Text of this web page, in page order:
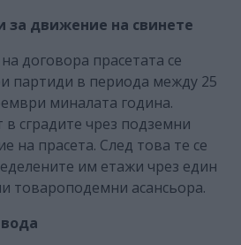
за движение на свинете
договора прасетата се
партиди в периода между 25
миналата година.
сградите чрез подземни
на прасета. След това те се
им етажи чрез един
товароподемни асансьора.